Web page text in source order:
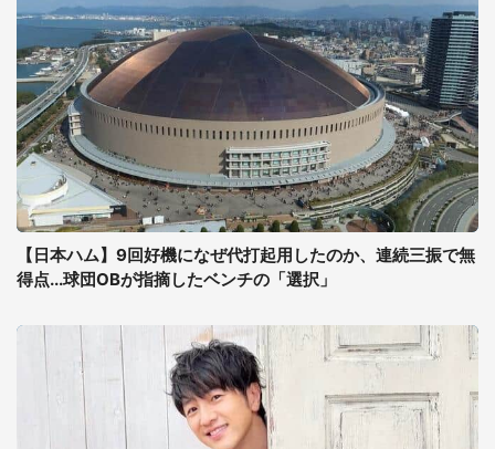
【日本ハム】9回好機になぜ代打起用したのか、連続三振で無
得点...球団OBが指摘したベンチの「選択」